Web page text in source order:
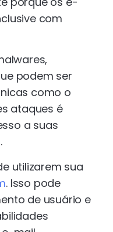
com
podem ser
como o
ataques é
a suas
.
utilizarem sua
. Isso pode
de usuário e